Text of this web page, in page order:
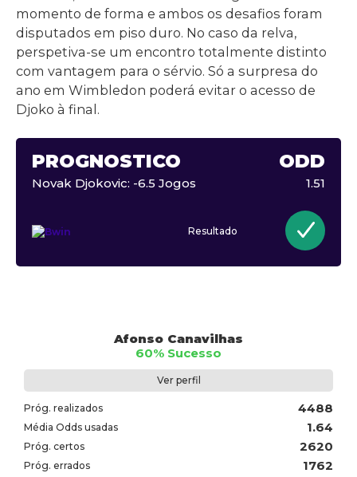
momento de forma e ambos os desafios foram
disputados em piso duro. No caso da relva,
perspetiva-se um encontro totalmente distinto
com vantagem para o sérvio. Só a surpresa do
ano em Wimbledon poderá evitar o acesso de
Djoko à final.
PROGNÓSTICO ODD
Novak Djokovic: -6.5 Jogos 1.51
Resultado
Afonso Canavilhas
60% Sucesso
Ver perfil
Próg. realizados 4488
Média Odds usadas 1.64
Próg. certos 2620
Próg. errados 1762